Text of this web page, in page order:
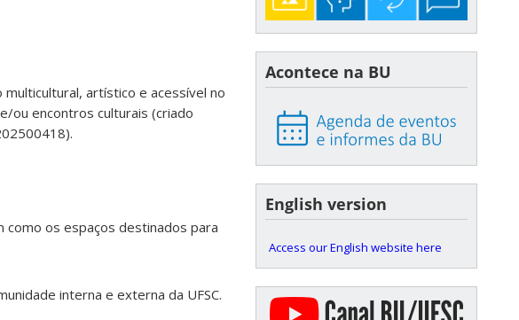
artístico e acessível no
ou encontros culturais (criado
como os espaços destinados para
interna e externa da UFSC.
Acontece na BU
English version
Access our English website here